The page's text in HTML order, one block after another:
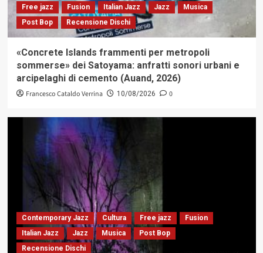
Free jazz Fusion Italian Jazz Jazz
Musica
Post Bop
Recensione Dischi
«Concrete Islands frammenti per metropoli
sommerse» dei Satoyama: anfratti sonori urbani e
arcipelaghi di cemento (Auand, 2026)
Francesco Cataldo Verrina 10/08/2026 0
Contemporary Jazz Cultura Free jazz
Fusion
Italian Jazz
Jazz Musica
Post Bop
Recensione Dischi